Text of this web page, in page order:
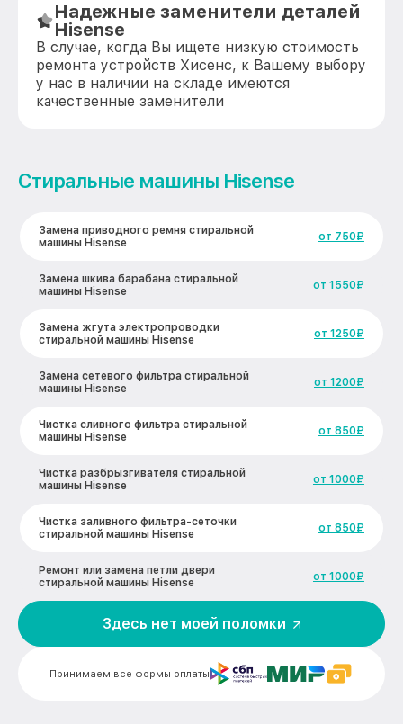
Надежные заменители деталей
Hisense
В случае, когда Вы ищете низкую стоимость
ремонта устройств Хисенс, к Вашему выбору
у нас в наличии на складе имеются
качественные заменители
Стиральные машины Hisense
Замена приводного ремня стиральной
машины Hisense
от 750₽
Замена шкива барабана стиральной
машины Hisense
от 1550₽
Замена жгута электропроводки
стиральной машины Hisense
от 1250₽
Замена сетевого фильтра стиральной
машины Hisense
от 1200₽
Чистка сливного фильтра стиральной
машины Hisense
от 850₽
Чистка разбрызгивателя стиральной
машины Hisense
от 1000₽
Чистка заливного фильтра-сеточки
стиральной машины Hisense
от 850₽
Ремонт или замена петли двери
стиральной машины Hisense
от 1000₽
Ремонт или замена патрубка
стиральной машины Hisense
Замена мотора вентилятора сушки
стиральной машины Hisense
от 1600₽
Принимаем все формы оплаты
Здесь нет моей поломки